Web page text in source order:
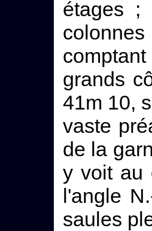
étages ;
grands
41m 10,
vaste
de la
y voit au
l'angle
saules